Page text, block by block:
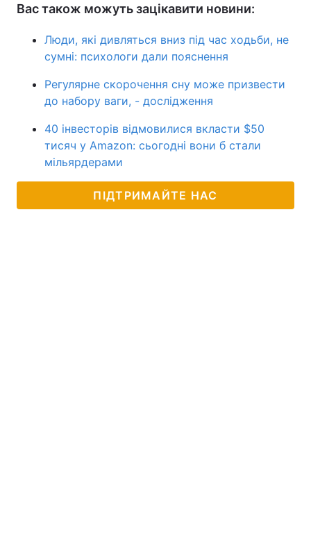
Вас також можуть зацікавити новини:
Люди, які дивляться вниз під час ходьби, не
сумні: психологи дали пояснення
Регулярне скорочення сну може призвести
до набору ваги, - дослідження
40 інвесторів відмовилися вкласти $50
тисяч у Amazon: сьогодні вони б стали
мільярдерами
ПІДТРИМАЙТЕ НАС